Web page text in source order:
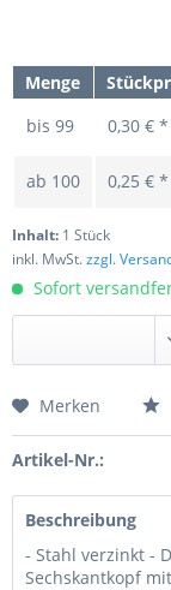
Menge
bis 99 0,30 € *
ab 100 0,25 € *
Inhalt: 1 Stück
inkl. MwSt.zzgl.
Sofort
Preis
Merken
Artikel-Nr.:
Beschreibung
- Stahl verzinkt -
Sechskantkopf